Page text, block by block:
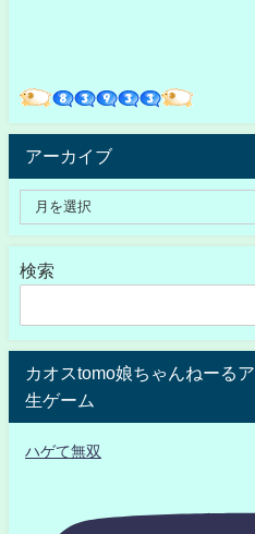
アーカイブ
検索
カオスtomo娘ちゃんねーる
生ゲーム
ハゲて無双